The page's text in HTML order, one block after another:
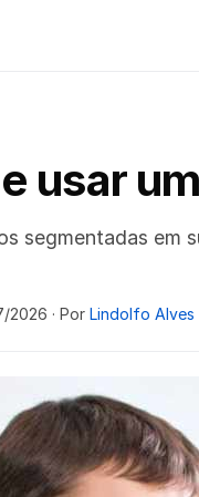
usar
segmentadas em
2026 · Por Lindolfo Alves